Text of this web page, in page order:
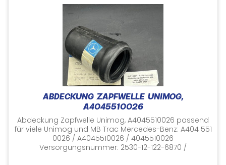
ABDECKUNG ZAPFWELLE UNIMOG,
A4045510026
Abdeckung Zapfwelle Unimog, A4045510026 passend
für viele Unimog und MB Trac Mercedes-Benz: A404 551
0026 / A4045510026 / 4045510026
Versorgungsnummer: 2530-12-122-6870 /